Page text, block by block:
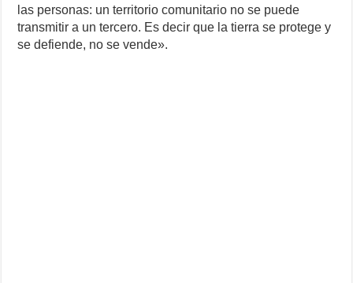
las personas: un territorio comunitario no se puede
transmitir a un tercero. Es decir que la tierra se protege y
se defiende, no se vende».